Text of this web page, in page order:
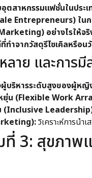
สาหกรรมแฟชั่นในประเ
Entrepreneurs) ใน
อย่างไรให้จ
จากวัสดุรีไซเคิลหรือ
ลาย และกา
ริหารระดับสูงของผู้หญิ
ยุ่น (Flexible Work
(Inclusive
วิเคราะห์การน
3: สุขภาพ